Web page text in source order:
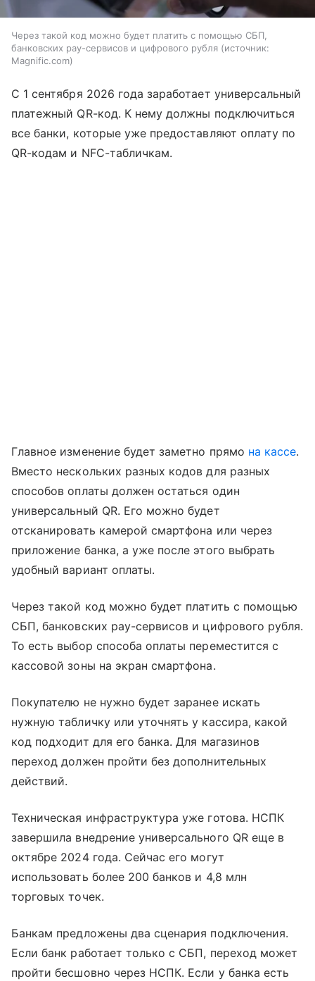
Через такой код можно будет платить с помощью СБП,
банковских pay-сервисов и цифрового рубля
источник:
Magnific.com
С 1 сентября 2026 года заработает универсальный
платежный QR-код. К нему должны подключиться
все банки, которые уже предоставляют оплату по
QR-кодам и NFC-табличкам.
Главное изменение будет заметно прямо на кассе.
Вместо нескольких разных кодов для разных
способов оплаты должен остаться один
универсальный QR. Его можно будет
отсканировать камерой смартфона или через
приложение банка, а уже после этого выбрать
удобный вариант оплаты.
Через такой код можно будет платить с помощью
СБП, банковских pay-сервисов и цифрового рубля.
То есть выбор способа оплаты переместится с
кассовой зоны на экран смартфона.
Покупателю не нужно будет заранее искать
нужную табличку или уточнять у кассира, какой
код подходит для его банка. Для магазинов
переход должен пройти без дополнительных
действий.
Техническая инфраструктура уже готова. НСПК
завершила внедрение универсального QR еще в
октябре 2024 года. Сейчас его могут
использовать более 200 банков и 4,8 млн
торговых точек.
Банкам предложены два сценария подключения.
Если банк работает только с СБП, переход может
пройти бесшовно через НСПК. Если у банка есть